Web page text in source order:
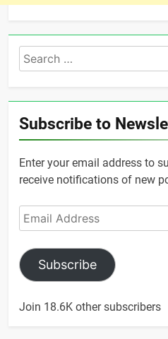
Search
for:
Subscribe to
Enter your email address to
receive notifications of new
Email
Address
Subscribe
Join 18.6K other subscribers